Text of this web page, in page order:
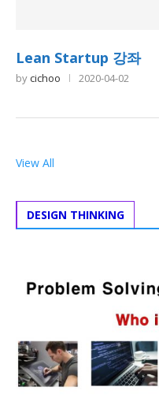
Lean Startup 강좌
bycichoo 2020-04-02
View All
DESIGN THINKING